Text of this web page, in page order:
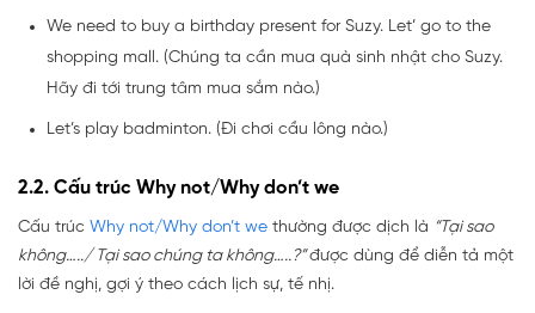
We need to buy a birthday present for Suzy. Let’ go to the
shopping mall. (Chúng ta cần mua quà sinh nhật cho Suzy.
Hãy đi tới trung tâm mua sắm nào.)
Let’s play badminton. (Đi chơi cầu lông nào.)
2.2. Cấu trúc Why not/Why don’t we
Cấu trúc Why not/Why don’t we thường được dịch là “Tại sao
không…../ Tại sao chúng ta không…..?”được dùng để diễn tả một
lời đề nghị, gợi ý theo cách lịch sự, tế nhị.